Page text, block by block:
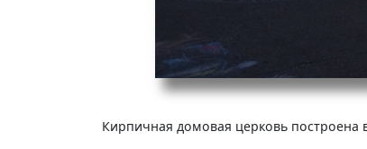
Кирпичная домовая церковь построена